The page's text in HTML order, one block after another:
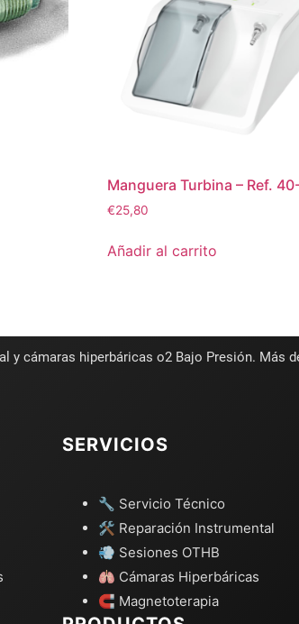
Manguera Turbina – Ref.
€25,80
Añadir al carrito
cámaras hiperbáricas o2 Bajo Presión. Más
SERVICIOS
🔧 Servicio Técnico
🛠️ Reparación Instrumental
💨 Sesiones OTHB
🫁 Cámaras Hiperbáricas
🧲 Magnetoterapia